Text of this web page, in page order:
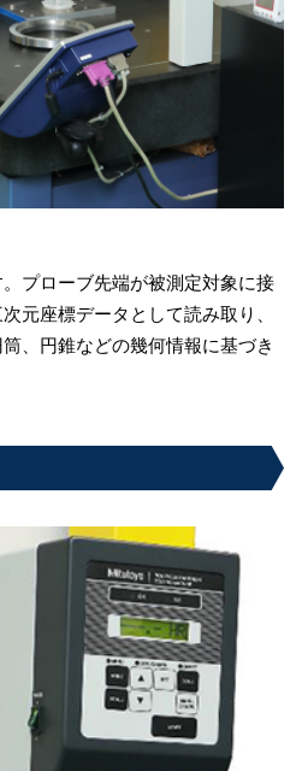
プローブ先端が被測定対象に接
元座標データとして読み取り、
、円錐などの幾何情報に基づき